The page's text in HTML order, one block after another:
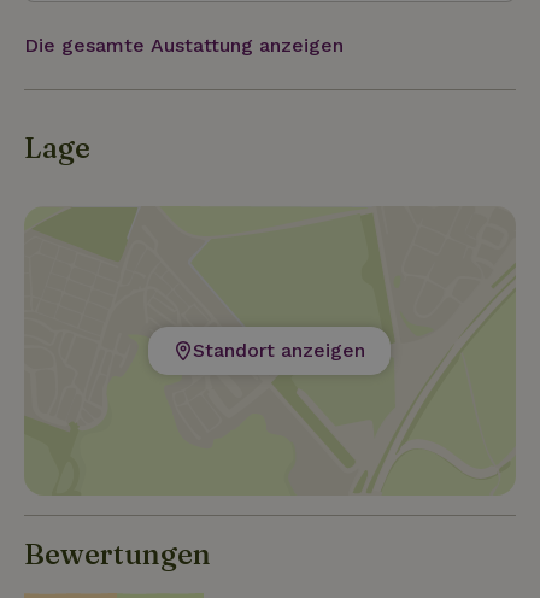
goldene Herbsttage voller Pilze bis hin zu tief
verschneiten, absolut stillen Winterlandschaften. Ein
idealer Ort für alle, die echte Wildnis und tiefe
Erholung suchen.
Die gesamte Austattung anzeigen
Lage
Standort anzeigen
Bewertungen